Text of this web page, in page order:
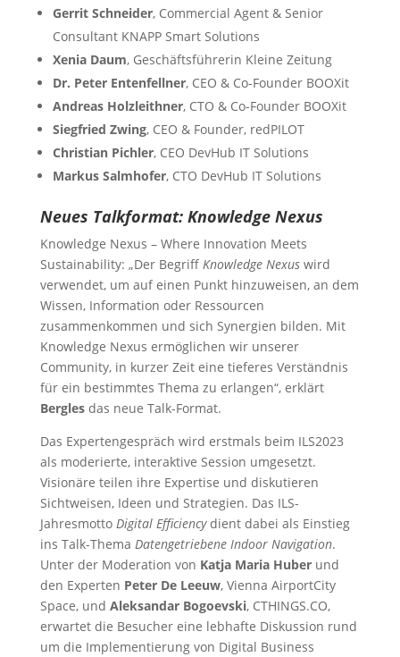
Gerrit Schneider, Commercial Agent & Senior
Consultant KNAPP Smart Solutions
Xenia Daum, Geschäftsführerin Kleine Zeitung
Dr. Peter Entenfellner, CEO & Co-Founder BOOXit
Andreas Holzleithner, CTO & Co-Founder BOOXit
Siegfried Zwing, CEO & Founder, redPILOT
Christian Pichler, CEO DevHub IT Solutions
Markus Salmhofer, CTO DevHub IT Solutions
Neues Talkformat: Knowledge Nexus
Knowledge Nexus – Where Innovation Meets
Sustainability: „Der Begriff Knowledge Nexuswird
verwendet, um auf einen Punkt hinzuweisen, an dem
Wissen, Information oder Ressourcen
zusammenkommen und sich Synergien bilden. Mit
Knowledge Nexus ermöglichen wir unserer
Community, in kurzer Zeit eine tieferes Verständnis
für ein bestimmtes Thema zu erlangen“, erklärt
Berglesdas neue Talk-Format.
Das Expertengespräch wird erstmals beim ILS2023
als moderierte, interaktive Session umgesetzt.
Visionäre teilen ihre Expertise und diskutieren
Sichtweisen, Ideen und Strategien. Das ILS-
Jahresmotto Digital Efficiencydient dabei als Einstieg
ins Talk-Thema Datengetriebene Indoor Navigation.
Unter der Moderation von Katja Maria Huberund
den Experten Peter De Leeuw, Vienna AirportCity
Space, und Aleksandar Bogoevski, CTHINGS.CO,
erwartet die Besucher eine lebhafte Diskussion rund
um die Implementierung von Digital Business